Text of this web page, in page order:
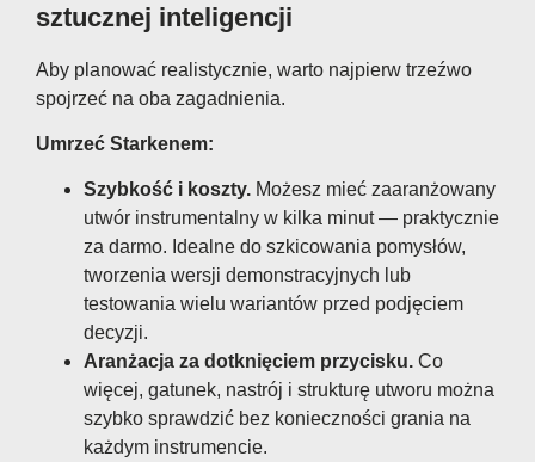
sztucznej inteligencji
Aby planować realistycznie, warto najpierw trzeźwo
spojrzeć na oba zagadnienia.
Umrzeć Starkenem:
Szybkość i koszty. Możesz mieć zaaranżowany
utwór instrumentalny w kilka minut — praktycznie
za darmo. Idealne do szkicowania pomysłów,
tworzenia wersji demonstracyjnych lub
testowania wielu wariantów przed podjęciem
decyzji.
Aranżacja za dotknięciem przycisku. Co
więcej, gatunek, nastrój i strukturę utworu można
szybko sprawdzić bez konieczności grania na
każdym instrumencie.